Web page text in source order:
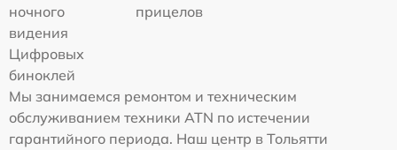
ночного
видения
прицелов
Цифровых
биноклей
Мы занимаемся ремонтом и техническим
обслуживанием техники ATN по истечении
гарантийного периода. Наш центр в Тольятти